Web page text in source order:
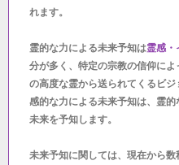
れます。
霊的な力による未来予知は霊感
分が多く、特定の宗教の信仰に
の高度な霊から送られてくるビ
感的な力による未来予知は、霊
未来を予知します。
未来予知に関しては、現在から